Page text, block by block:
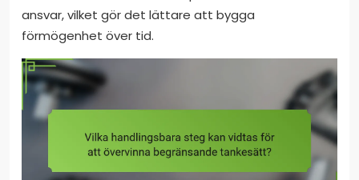
ansvar, vilket gör det lättare att bygga
förmögenhet över tid.